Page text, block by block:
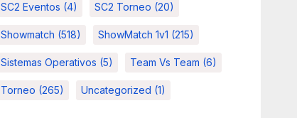
SC2 Eventos (4) SC2 Torneo (20)
Showmatch (518) ShowMatch 1v1 (215)
Sistemas Operativos (5) Team Vs Team (6)
Torneo (265) Uncategorized (1)